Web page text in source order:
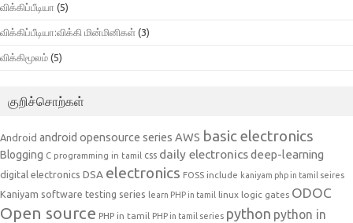
விக்கிப்பீடியா (5)
விக்கிப்பீடியா:விக்கி மின்மினிகள் (3)
விக்கிமூலம் (5)
குறிச்சொற்கள்
Android android opensource series AWS basic electronics
Blogging C programming in tamil css daily electronicsdeep-learning
digital electronics DSA electronics FOSS include kaniyam php in tamil seires
Kaniyam software testing series learn PHP in tamil linux logic gates ODOC
Open source PHP in tamil PHP in tamil series python python in